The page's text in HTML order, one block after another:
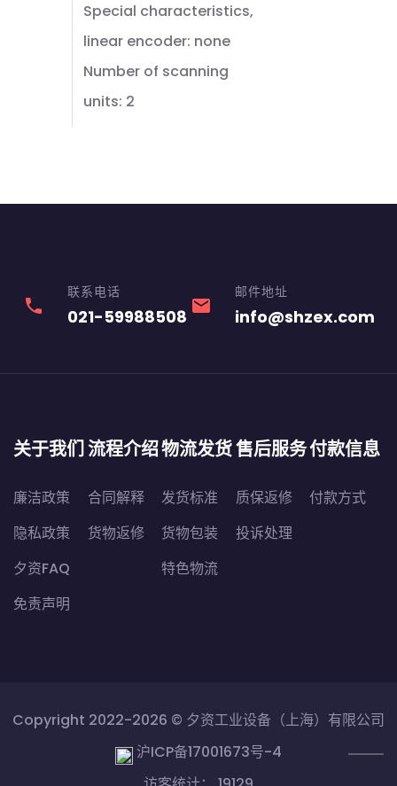
Special characteristics,
linear encoder: none
Number of scanning
units: 2
phone
联系电话
021-59988508 email
邮件地址
info@shzex.com
关于我们
廉洁政策
隐私政策
夕资FAQ
免责声明
流程介绍
合同解释
货物返修
物流发货
发货标准
货物包装
特色物流
售后服务
质保返修
投诉处理
付款信息
付款方式
Copyright 2022-2026 © 夕资工业设备（上海）有限公司
沪ICP备17001673号-4